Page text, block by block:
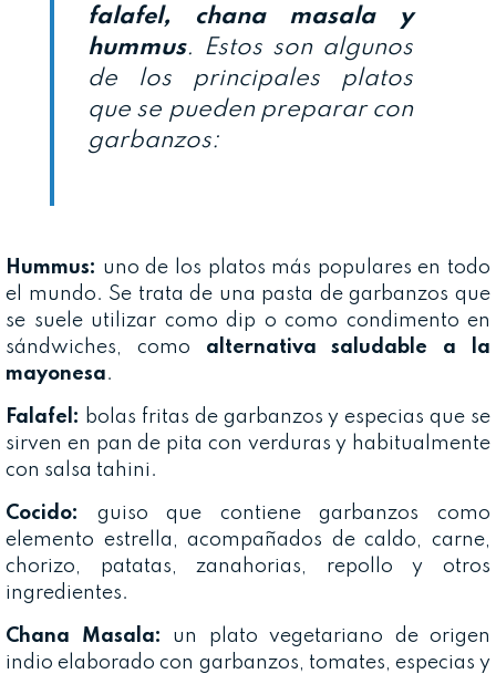
falafel, chana masala y
hummus. Estos son algunos
de los principales platos
que se pueden preparar con
garbanzos:
Hummus: uno de los platos más populares en todo
el mundo. Se trata de una pasta de garbanzos que
se suele utilizar como dip o como condimento en
sándwiches, como alternativa saludable a la
mayonesa.
Falafel: bolas fritas de garbanzos y especias que se
sirven en pan de pita con verduras y habitualmente
con salsa tahini.
Cocido:
guiso que contiene garbanzos como
elemento estrella, acompañados de caldo, carne,
chorizo, patatas, zanahorias, repollo y otros
ingredientes.
Chana Masala: un plato vegetariano de origen
indio elaborado con garbanzos, tomates, especias y